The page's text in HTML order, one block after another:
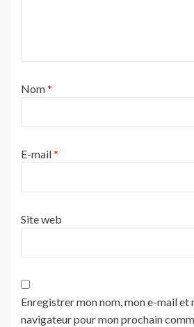
Nom*
E-mail*
Site web
Enregistrer mon nom, mon e-mail et
navigateur pour mon prochain